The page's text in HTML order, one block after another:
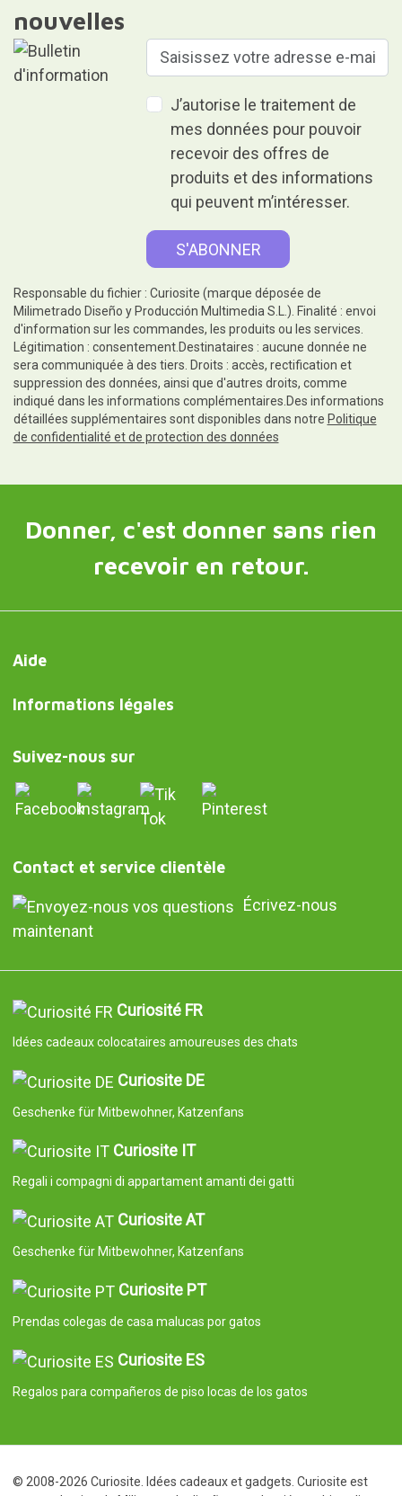
nouvelles
J’autorise le traitement de
mes données pour pouvoir
recevoir des offres de
produits et des informations
qui peuvent m’intéresser.
Responsable du fichier : Curiosite (marque déposée de
Milimetrado Diseño y Producción Multimedia S.L.). Finalité : envoi
d'information sur les commandes, les produits ou les services.
Légitimation : consentement.Destinataires : aucune donnée ne
sera communiquée à des tiers. Droits : accès, rectification et
suppression des données, ainsi que d'autres droits, comme
indiqué dans les informations complémentaires.Des informations
détaillées supplémentaires sont disponibles dans notre Politique
de confidentialité et de protection des données
Donner, c'est donner sans rien
recevoir en retour.
Aide
Informations légales
Suivez-nous sur
Contact et service clientèle
Écrivez-nous
maintenant
Curiosité FR
Idées cadeaux colocataires amoureuses des chats
Curiosite DE
Geschenke für Mitbewohner, Katzenfans
Curiosite IT
Regali i compagni di appartament amanti dei gatti
Curiosite AT
Geschenke für Mitbewohner, Katzenfans
Curiosite PT
Prendas colegas de casa malucas por gatos
Curiosite ES
Regalos para compañeros de piso locas de los gatos
© 2008-2026 Curiosite. Idées cadeaux et gadgets. Curiosite est